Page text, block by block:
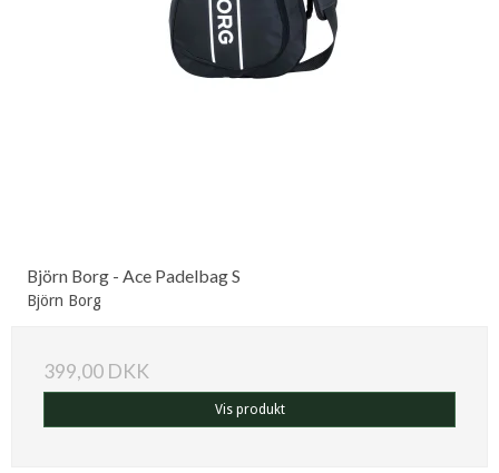
Björn Borg - Ace Padelbag S
Björn Borg
399,00 DKK
Vis produkt